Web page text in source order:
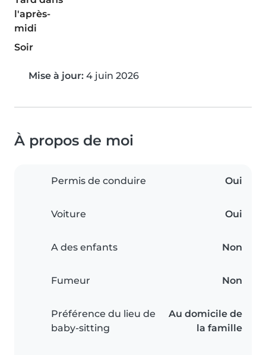
l'après-
midi
Soir
Mise à jour: 4 juin 2026
À propos de moi
Permis de conduire Oui
Voiture Oui
A des enfants Non
Fumeur Non
Préférence du lieu de
baby-sitting
Au domicile de
la famille